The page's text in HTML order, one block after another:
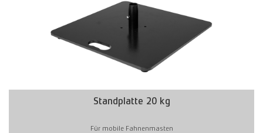
Standplatte 20 kg
Für mobile Fahnenmasten